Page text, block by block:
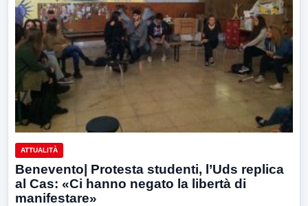
ATTUALITÀ
Benevento| Protesta studenti, l’Uds replica
al Cas: «Ci hanno negato la libertà di
manifestare»